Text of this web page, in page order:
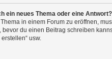
ein neues Thema oder eine Antwort?
in einem Forum zu eröffnen,
bevor du einen Beitrag schreiben
usw.